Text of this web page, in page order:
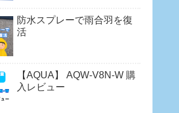
防水スプレーで雨合羽を復
活
【AQUA】 AQW-V8N-W 購
入レビュー